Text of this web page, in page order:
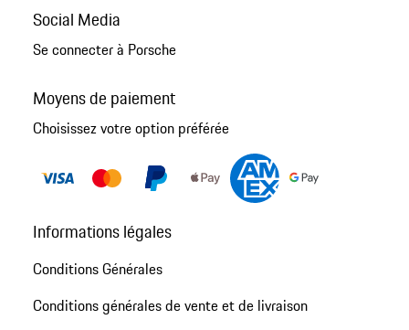
Social Media
Se connecter à Porsche
Moyens de paiement
Choisissez votre option préférée
Informations légales
Conditions Générales
Conditions générales de vente et de livraison